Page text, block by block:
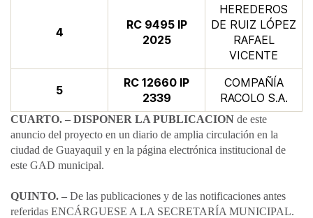
​4
​RC 9495 IP
2025
HEREDEROS
DE RUIZ LÓPEZ
RAFAEL
VICENTE
​​5
RC 12660 IP
2339​
​COMPAÑÍA
RACOLO S.A.
CUARTO. – DISPONER LA PUBLICACION de este
anuncio del proyecto en un diario de amplia circulación en la
ciudad de Guayaquil y en la página electrónica institucional de
este GAD municipal.
QUINTO. – De las publicaciones y de las notificaciones antes
referidas ENCÁRGUESE A LA SECRETARÍA MUNICIPAL.